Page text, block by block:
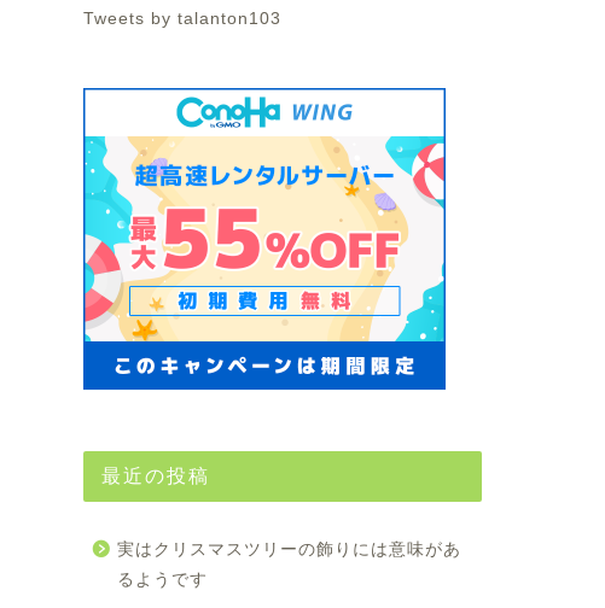
Tweets by talanton103
最近の投稿
実はクリスマスツリーの飾りには意味があ
るようです